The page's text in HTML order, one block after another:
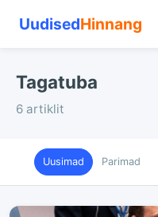
UudisedHinnang
Tagatuba
6 artiklit
Uusimad Parimad